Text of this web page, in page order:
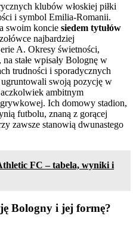
klubów włoskiej piłki
i symbol Emilia-Romanii.
swoim koncie siedem tytułów
najbardziej
A. Okresy świetności,
stałe wpisały Bolognę w
trudności i sporadycznych
swoją pozycję w
ambitnym
Ich domowy stadion,
futbolu, znaną z gorącej
zawsze stanowią dwunastego
FC – tabela, wyniki i
Bologny i jej formę?